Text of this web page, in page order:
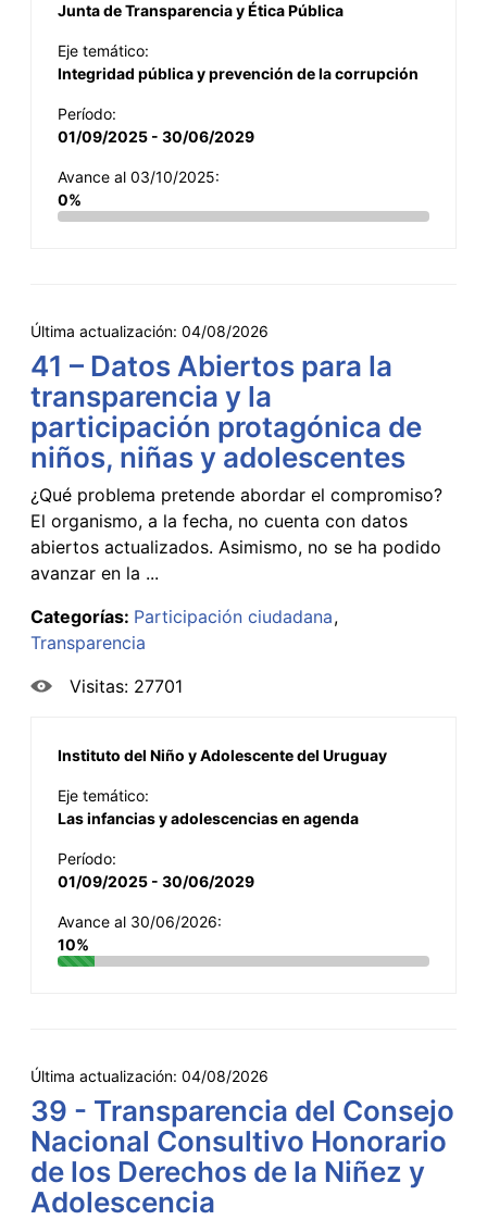
Junta de Transparencia y Ética Pública
Eje temático:
Integridad pública y prevención de la corrupción
Período:
01/09/2025 - 30/06/2029
Avance al 03/10/2025:
0%
Última actualización: 04/08/2026
41 – Datos Abiertos para la
transparencia y la
participación protagónica de
niños, niñas y adolescentes
¿Qué problema pretende abordar el compromiso?
El organismo, a la fecha, no cuenta con datos
abiertos actualizados. Asimismo, no se ha podido
avanzar en la ...
Categorías: Participación ciudadana
Transparencia
Visitas: 27701
Instituto del Niño y Adolescente del Uruguay
Eje temático:
Las infancias y adolescencias en agenda
Período:
01/09/2025 - 30/06/2029
Avance al 30/06/2026:
10%
Última actualización: 04/08/2026
39 - Transparencia del Consejo
Nacional Consultivo Honorario
de los Derechos de la Niñez y
Adolescencia